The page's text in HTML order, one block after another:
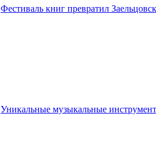
Фестиваль книг превратил
Уникальные музыкальные